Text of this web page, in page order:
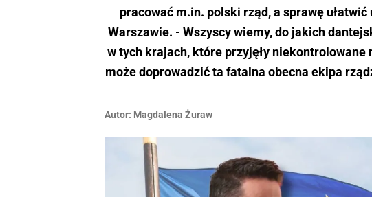
pracować m.in. polski rząd, a sprawę
Warszawie. - Wszyscy wiemy, do jakich
w tych krajach, które przyjęły
może doprowadzić ta fatalna obecna ekipa
Autor: Magdalena Żuraw